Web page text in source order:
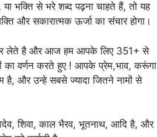
या भक्ति से भरे शब्द पढ़ना चाहते हैं, तो यह
और सकारात्मक ऊर्जा का संचार होगा।
हर लेते है और आज हम आपके लिए 351+ से
वर्णन करते हुए ! आपके प्रेम,भाव, करूंगा
और उन्हे सबसे ज्यादा जितने नामों से
शिवा, काल भैरव, भूतनाथ, आदि है, और